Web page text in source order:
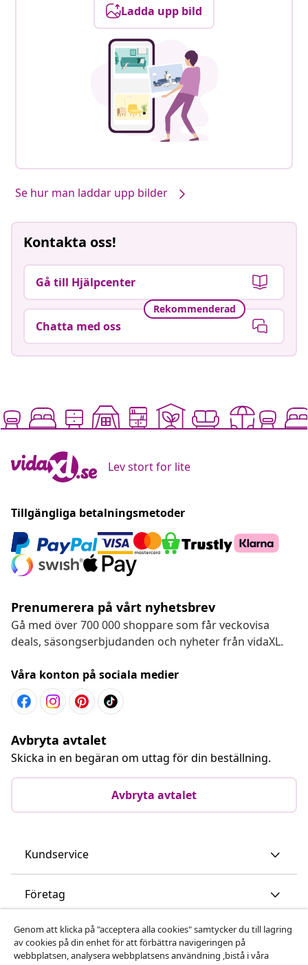
Ladda upp bild
Se hur man laddar upp bilder
Kontakta oss!
Gå till Hjälpcenter
Rekommenderad
Chatta med oss
Lev stort for lite
Tillgängliga betalningsmetoder
Prenumerera på vårt nyhetsbrev
Gå med över 700 000 shoppare som får veckovisa
deals, säsongserbjudanden och nyheter från vidaXL.
Våra konton på sociala medier
Avbryta avtalet
Skicka in en begäran om uttag för din beställning.
Avbryta avtalet
Kundservice
Företag
vidaXL
Genom att klicka på "acceptera alla cookies" samtycker du till lagring
av cookies på din enhet för att förbättra navigeringen på
webbplatsen, analysera webbplatsens användning ,bistå i våra